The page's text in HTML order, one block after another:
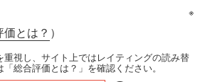
とは？ ）
※
視し、サイト上ではレイティングの読み替
総合評価とは？」を確認ください。